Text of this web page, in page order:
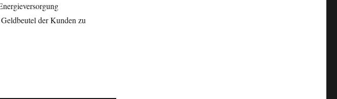
der Kunden zu